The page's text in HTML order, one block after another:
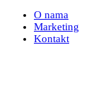
O nama
Marketing
Kontakt